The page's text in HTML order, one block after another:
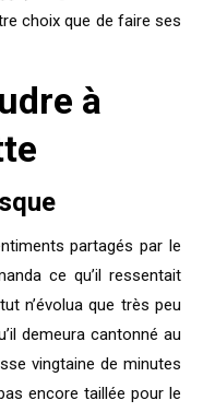
choix que de faire ses
à
partagés par le
ce qu’il ressentait
n’évolua que très peu
demeura cantonné au
vingtaine de minutes
encore taillée pour le